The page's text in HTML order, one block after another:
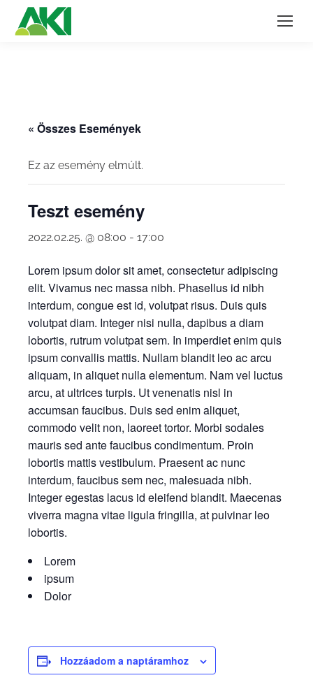
« Összes Események
Ez az esemény elmúlt.
Teszt esemény
2022.02.25. @ 08:00 - 17:00
Lorem ipsum dolor sit amet, consectetur adipiscing
elit. Vivamus nec massa nibh. Phasellus id nibh
interdum, congue est id, volutpat risus. Duis quis
volutpat diam. Integer nisi nulla, dapibus a diam
lobortis, rutrum volutpat sem. In imperdiet enim quis
ipsum convallis mattis. Nullam blandit leo ac arcu
aliquam, in aliquet nulla elementum. Nam vel luctus
arcu, at ultrices turpis. Ut venenatis nisl in
accumsan faucibus. Duis sed enim aliquet,
commodo velit non, laoreet tortor. Morbi sodales
mauris sed ante faucibus condimentum. Proin
lobortis mattis vestibulum. Praesent ac nunc
interdum, faucibus sem nec, malesuada nibh.
Integer egestas lacus id eleifend blandit. Maecenas
viverra magna vitae ligula fringilla, at pulvinar leo
lobortis.
Lorem
ipsum
Dolor
Hozzáadom a naptáramhoz